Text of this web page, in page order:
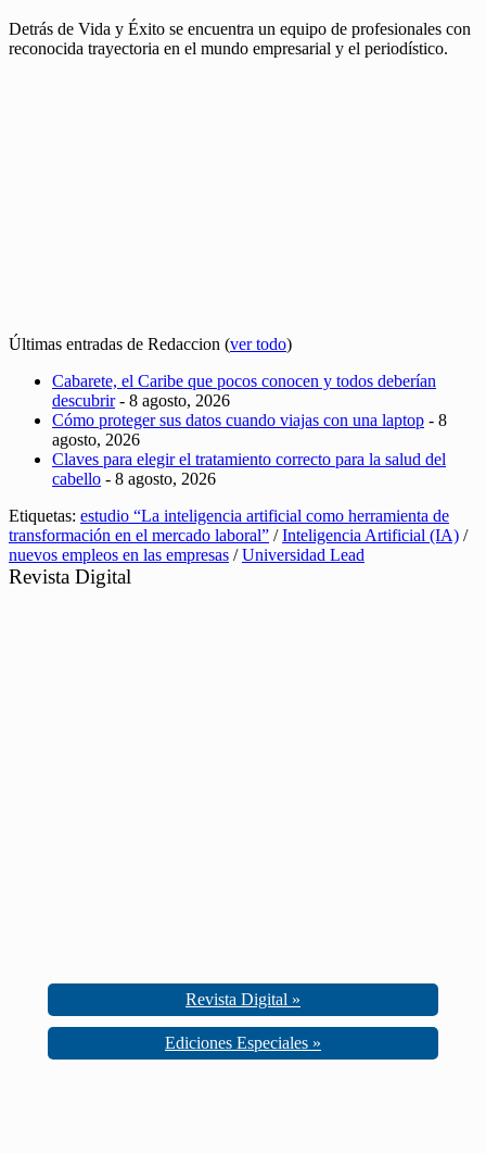
Detrás de Vida y Éxito se encuentra un equipo de profesionales con
reconocida trayectoria en el mundo empresarial y el periodístico.
Últimas entradas de Redaccion (ver todo)
Cabarete, el Caribe que pocos conocen y todos deberían
descubrir- 8 agosto, 2026
Cómo proteger sus datos cuando viajas con una laptop - 8
agosto, 2026
Claves para elegir el tratamiento correcto para la salud del
cabello - 8 agosto, 2026
Etiquetas: estudio “La inteligencia artificial como herramienta de
transformación en el mercado laboral” /Inteligencia Artificial (IA) /
nuevos empleos en las empresas /Universidad Lead
Revista Digital
Revista Digital »
Ediciones Especiales »